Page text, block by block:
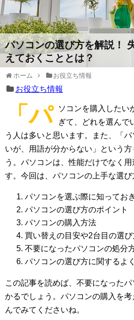
パソコンの選び方を解説！
えておくこととは？
ホーム お役立ち情報
お役立ち情報
「パ
ソコンを購入したい
ぎて、どれを選んで
う人は多いと思います。また、「
いが、用語が分からない」という方
う。パソコンは、性能だけでなく
す。今回は、パソコンの上手な選び
パソコンを選ぶ際に知ってお
パソコンの選び方のポイント
パソコンの購入方法
買い替えの目安や2台目の選び
不要になったパソコンの処分
パソコンの選び方に関するよ
この記事を読めば、不要になった
かるでしょう。パソコンの購入を
んでみてくださいね。